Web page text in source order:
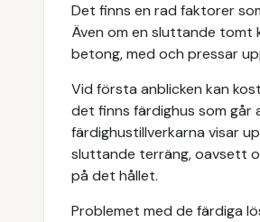
Det finns en rad faktorer
Även om en sluttande tomt
betong, med och pressar
Vid första anblicken kan
det finns färdighus som
färdighustillverkarna visar
sluttande terräng, oavsett
på det hållet.
Problemet med de färdiga